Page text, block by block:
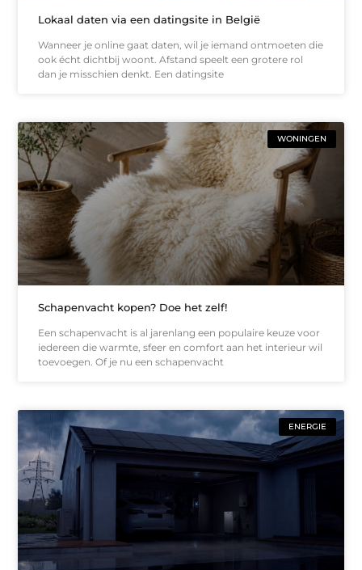
Lokaal daten via een datingsite in België
Wanneer je online gaat daten, wil je iemand ontmoeten die
ook écht dichtbij woont. Afstand speelt een grotere rol
dan je misschien denkt. Een datingsite
WONINGEN
Schapenvacht kopen? Doe het zelf!
Een schapenvacht is al jarenlang een populaire keuze voor
iedereen die warmte, sfeer en comfort aan het interieur wil
toevoegen. Of je nu een schapenvacht
ENERGIE